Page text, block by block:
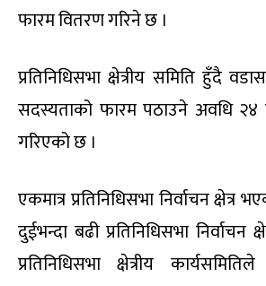
फारम वितरण गरिने छ ।
प्रतिनिधिसभा क्षेत्रीय समिति हुँदै
सदस्यताको फारम पठाउने अवधि २४
गरिएको छ ।
एकमात्र प्रतिनिधिसभा निर्वाचन क्षेत्र
दुईभन्दा बढी प्रतिनिधिसभा निर्वाचन
प्रतिनिधिसभा क्षेत्रीय